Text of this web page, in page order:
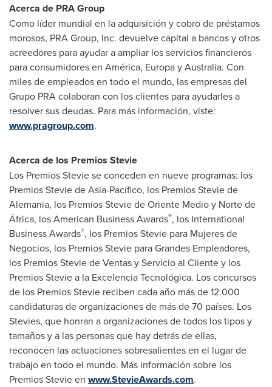
Acerca de PRA Group
Como líder mundial en la adquisición y cobro de préstamos
morosos, PRA Group, Inc. devuelve capital a bancos y otros
acreedores para ayudar a ampliar los servicios financieros
para consumidores en América, Europa yAustralia. Con
miles de empleados en todo el mundo, las empresas del
Grupo PRA colaboran con los clientes para ayudarles a
resolver sus deudas. Para más información, viste:
www.pragroup.com.
Acerca de los Premios Stevie
Los Premios Stevie se conceden en nueve programas: los
Premios Stevie de Asia-Pacífico, los Premios Stevie de
Alemania, los Premios Stevie de Oriente Medio y Norte de
África, los American Business Awards®, los International
Business Awards®, los Premios Stevie para Mujeres de
Negocios, los Premios Stevie para Grandes Empleadores,
los Premios Stevie de Ventas y Servicio al Cliente y los
Premios Stevie a la Excelencia Tecnológica. Los concursos
de los Premios Stevie reciben cada año más de 12.000
candidaturas de organizaciones de más de 70 países. Los
Stevies, que honran a organizaciones de todos los tipos y
tamaños y a las personas que hay detrás de ellas,
reconocen las actuaciones sobresalientes en el lugar de
trabajo en todo el mundo. Más información sobre los
Premios Stevie en www.StevieAwards.com.